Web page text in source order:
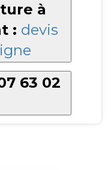
à
: devis
63 02